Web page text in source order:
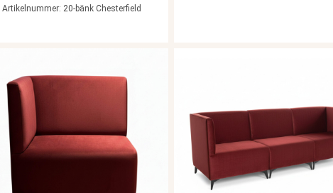
Artikelnummer: 20-bänk Chesterfield